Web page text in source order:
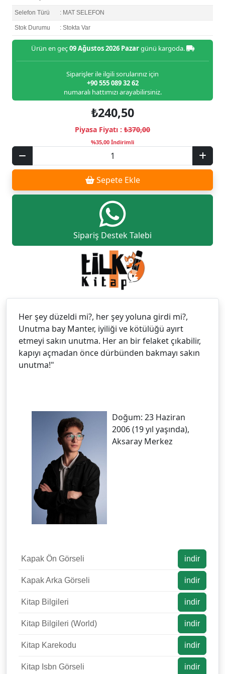
Selefon Türü : MAT SELEFON
Stok Durumu : Stokta Var
Ürün en geç09 Ağustos 2026 Pazargünü kargoda.
Siparişler ile ilgili sorularınız için
+90 555 089 32 62
numaralı hattımızı arayabilirsiniz.
₺240,50
Piyasa Fiyatı : ₺370,00
%35,00 İndirimli
Sepete Ekle
Sipariş Destek Talebi
Her şey düzeldi mi?, her şey yoluna girdi mi?,
Unutma bay Manter, iyiliği ve kötülüğü ayırt
etmeyi sakın unutma. Her an bir felaket çıkabilir,
kapıyı açmadan önce dürbünden bakmayı sakın
unutma!"
Doğum: 23 Haziran
2006 (19 yıl yaşında),
Aksaray Merkez
Kapak Ön Görseli indir
Kapak Arka Görseli indir
Kitap Bilgileri indir
Kitap Bilgileri (World) indir
Kitap Karekodu indir
Kitap Isbn Görseli indir